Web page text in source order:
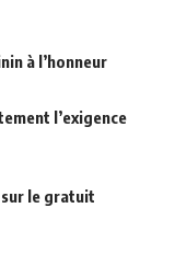
à l’honneur
l’exigence
le gratuit